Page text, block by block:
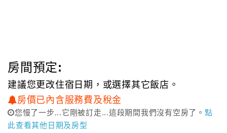
管箱等多項服務設施，
長期租賃時，瑞格將讓您以租屋的價格，享有頂級飯店的尊
崇與服務。
位於1F的商務中心，備有電腦、印表機、影印機、傳真機等
各類商務設備，為房客之專屬。
房間預定:
建議您更改住宿日期，或選擇其它飯店。
房價已內含服務費及稅金
您慢了一步...它剛被訂走...這段期間我們沒有空房了。 點
此查看其他日期及房型